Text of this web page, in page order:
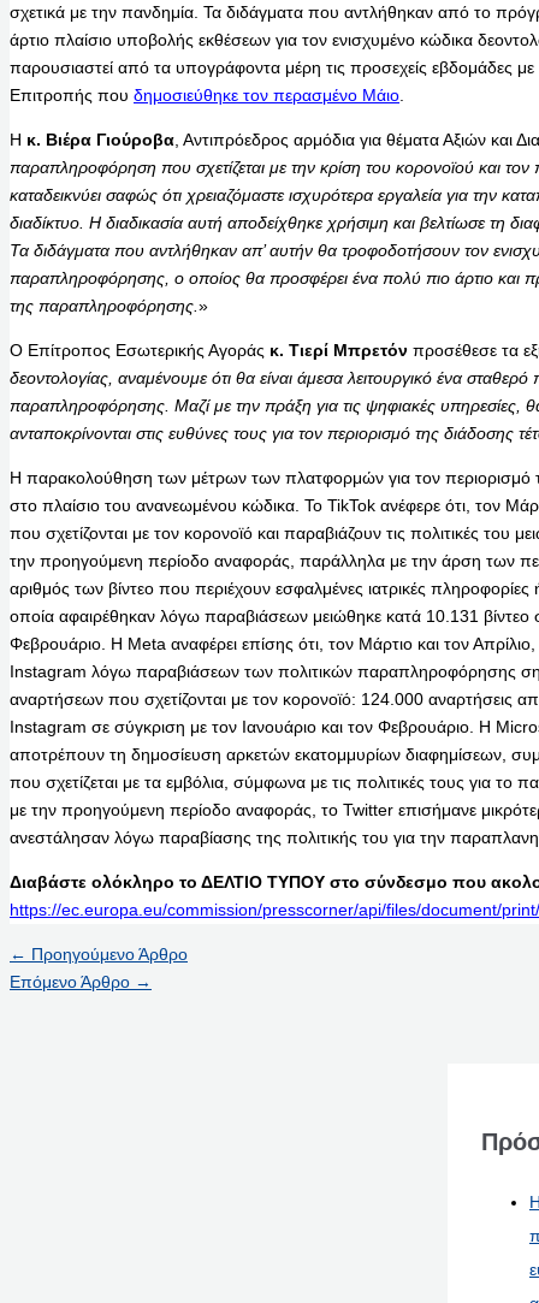
σχετικά με την πανδημία. Τα διδάγματα που αντλήθηκαν από το
άρτιο πλαίσιο υποβολής εκθέσεων για τον ενισχυμένο κώδικα
παρουσιαστεί από τα υπογράφοντα μέρη τις προσεχείς εβδομάδες
Επιτροπής που δημοσιεύθηκε τον περασμένο Μάιο
Η κ. Βιέρα Γιούροβα , Αντιπρόεδρος αρμόδια για θέματα Αξιών και
παραπληροφόρηση που σχετίζεται με την κρίση του κορονοϊού και
καταδεικνύει σαφώς ότι χρειαζόμαστε ισχυρότερα εργαλεία για την
διαδίκτυο. Η διαδικασία αυτή αποδείχθηκε χρήσιμη και βελτίωσε τη
Τα διδάγματα που αντλήθηκαν απ’ αυτήν θα τροφοδοτήσουν τον
παραπληροφόρησης, ο οποίος θα προσφέρει ένα πολύ πιο άρτιο και
της παραπληροφόρησης. »
Ο Επίτροπος Εσωτερικής Αγοράς κ. Τιερί Μπρετόν προσέθεσε τα
δεοντολογίας, αναμένουμε ότι θα είναι άμεσα λειτουργικό ένα
παραπληροφόρησης. Μαζί με την πράξη για τις ψηφιακές υπηρεσίες,
ανταποκρίνονται στις ευθύνες τους για τον περιορισμό της διάδοσης
Η παρακολούθηση των μέτρων των πλατφορμών για τον περιορισμό
στο πλαίσιο του ανανεωμένου κώδικα. Το TikTok ανέφερε ότι, τον
που σχετίζονται με τον κορονοϊό και παραβιάζουν τις πολιτικές του
την προηγούμενη περίοδο αναφοράς, παράλληλα με την άρση των
αριθμός των βίντεο που περιέχουν εσφαλμένες ιατρικές
οποία αφαιρέθηκαν λόγω παραβιάσεων μειώθηκε κατά 10.131 βίντεο
Φεβρουάριο. Η Meta αναφέρει επίσης ότι, τον Μάρτιο και τον
Instagram λόγω παραβιάσεων των πολιτικών παραπληροφόρησης
αναρτήσεων που σχετίζονται με τον κορονοϊό: 124.000 αναρτήσεις
Instagram σε σύγκριση με τον Ιανουάριο και τον Φεβρουάριο. Η
αποτρέπουν τη δημοσίευση αρκετών εκατομμυρίων διαφημίσεων,
που σχετίζεται με τα εμβόλια, σύμφωνα με τις πολιτικές τους για το
με την προηγούμενη περίοδο αναφοράς, το Twitter επισήμανε
ανεστάλησαν λόγω παραβίασης της πολιτικής του για την
Διαβάστε ολόκληρο το ΔΕΛΤΙΟ ΤΥΠΟΥ στο σύνδεσμο που
https://ec.europa.eu/commission/presscorner/api/files/document/
← Προηγούμενο Άρθρο
Επόμενο Άρθρο →